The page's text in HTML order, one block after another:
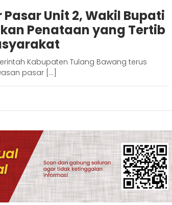
Unit 2, Wakil Bupati
Penataan yang Tertib
Kabupaten Tulang Bawang terus
pasar […]